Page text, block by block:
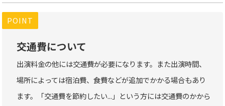
POINT
交通費について
出演料金の他には交通費が必要になります。また出演時間、
場所によっては宿泊費、食費などが追加でかかる場合もあり
ます。「交通費を節約したい...」という方には交通費のかから